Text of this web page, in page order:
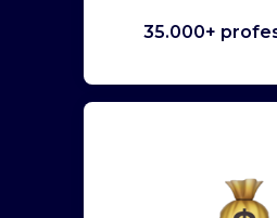
35.000+